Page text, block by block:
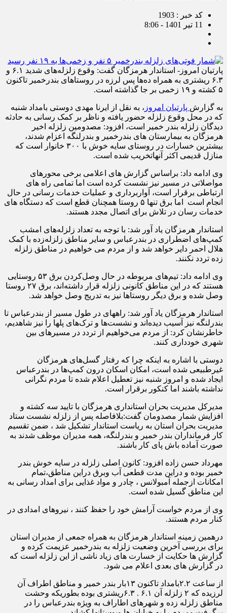
کد خبر : 1903
11 تیر 1401 - 8:06
پارتیان امروز- استاندار هرمزگان گفت: وقوع زلزله‌های شدید ۶.۱ و
۶.۳ ریشتری به همراه ده‌ها پس لرزه در روستاهای بندرخمیر تاکنون
۵ کشته و ۱۹ زخمی بر جا گذاشته است.
به گزارش پارتیان امروز ، به نقل از ایرنا مهدی دوستی بامداد شنبه
که در محل وقوع زلزله حضور یافته و ناظر بر کمک رسانی به حادثه
دیدگان زلزله بندر خمیر است، افزود: مصدومین زلزله اخیر
هرمزگان به بیمارستان های بندرخمیر و بندرلنگه اعزام شدند،
بیشترین خسارات در روستای سایه خوش با ۳۰۰ خانوار است که
منازل قدیمی اکثر آنهاتخریب شده است.
وی ادامه داد: براساس گزارش های اعلامی برخی محورهای
مواصلاتی در مسیر نیز نشست کرده است اما تمامی راه های
ارتباطی برقرار است، آواربرداری و عملیات خدمات رسانی در حال
انجام است اما برق تنها ۵ روستا همچنان قطع است که دستگاه های
خدمات رسان در تلاش برای اتصال مجدد هستند.
استاندار هرمزگان یاد آور شد: با توجه به تعداد زلزله‌های امشب
کمپ‌های اضطراری در بندرعباس و سایر مناطق زلزله‌زده با کمک
هلال احمر دایر خواهد شد و از مردم می خواهیم در مناطق زلزله
زده تردد نکنند.
وی ادامه داد: تیم‌های مربوطه در حال وصل‌کردن برق‌ ۵۳ روستایی
هستند که در این مناطق کانونی زلزله قرار داشته‌اند، برق ۲۷ روستا
وصل شده و برق دیگر روستاها نیز به تدریج وصل خواهد شد.
استاندار هرمزگان یاد آور شد: راههای در طول مسیر از بندرعباس تا
بندرلنگه نیز آسیب دیده‌اند و نشست‌ها و ترک‌های پلها را نیز شاهدیم،
خاطرنشان کرد: از مردم می‌خواهیم از تردد در مسیرهای بین
شهری خودداری کنند.
دوستی با اشاره به اینکه چرا که رفتار گسل‌های هرمزگان
غیرطبیعی شده است، امکان اسکان درون کمپ‌ها در بندرعباس
ایجاد شده و امروز شنبه نیز تعطیل اعلام شده تا مردم نگرانی
نداشته باشند اما کنکور برقرار است.
مدیرکل مدیریت بحران استانداری هرمزگان با تایید سه کشته و
افزایش شمار مصدومان گفت:بلافاصله پس از زلزله نشست ستاد
مدیریت بحران استان به ریاست استاندار تشکیل شد ، ضمن تقسیم
کار فرمانداران بندر خمیر و بندرلنگه، همه مدیران موظف شدند به
صورت آماده باش پای کار باشند.
مهرداد حسن زاده افزود: کانون اصلی زلزله در سایه خوش بندر
خمیر بوده و دراین مدت قطعی آب وبرق دراین مناطق،تمام
امکانات ازجمله آمبولانس ، چادر و مواد غذایی برای امداد رسانی به
این مناطق گسیل شده است.
وی از مردم خواست آرامش خود را حفظ کنند ، نیروهای امدادی در
کنار مردم هستند.
درهمین زمینه استاندار هرمزگان به همراه جمعی از مدیران استان
برای بررسی آخرین وضعیت زلزله به بندرخمیر عزیمت کرده و
گزارش ها حکایت از خسارت های زیاد ناشی از این زلزله است که
در گزارش های بعدی اعلام می شود.
از ساعت ۲.۲بامداد تاکنون ۱۳بار بندر خمیر و مناطق اطراف آن
لرزیده که ۲ زلزله آن ۶.۱ . ۶.۳ریشتری بوده بطوریکه وحشت
مناطق زلزله زده و شهرهای اطاراف به ویژه بندرعباس را در